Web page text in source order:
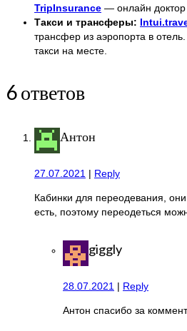
TripInsurance — онлайн доктор
Такси и трансферы:
трансфер из аэропорта в
такси на месте.
6 ответов
Антон
27.07.2021 | Reply
Кабинки для переодевания,
есть, поэтому переодеться
giggly
28.07.2021 | Reply
Антон спасибо за